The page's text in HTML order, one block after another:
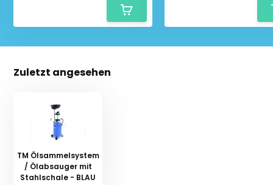
Zuletzt angesehen
TM Ölsammelsystem
/ Ölabsauger mit
Stahlschale - BLAU